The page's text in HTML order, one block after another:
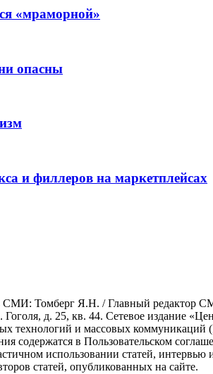
«мраморной»
опасны
и филлеров на маркетплейсах
СМИ: Томберг Я.Н. / Главный редактор
д. 25, кв. 44. Сетевое издание
технологий и массовых коммуникаций
содержатся в Пользовательском
использовании статей,
статей, опубликованных на сайте.